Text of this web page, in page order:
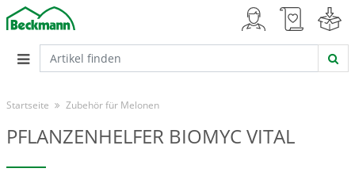
Startseite Zubehör für Melonen
PFLANZENHELFER BIOMYC VITAL